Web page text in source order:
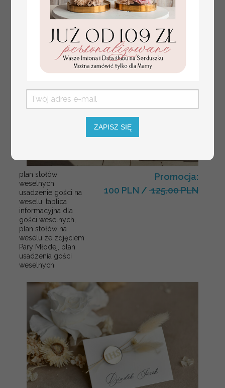
plan stołów
weselnych
usadzenie gości na
weselu, tablica
informacyjna dla
gości weselnych,
plan stołów na
weselu ze zdjęciem
Pary Młodej, plan
usadzenia gości
weselnych
Promocja:
100 PLN / 125.00 PLN
ZAPISZ SIĘ